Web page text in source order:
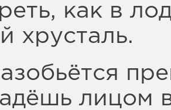
как в
хрусталь.
лицом